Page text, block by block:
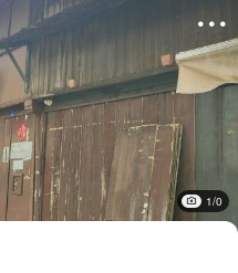

1/0